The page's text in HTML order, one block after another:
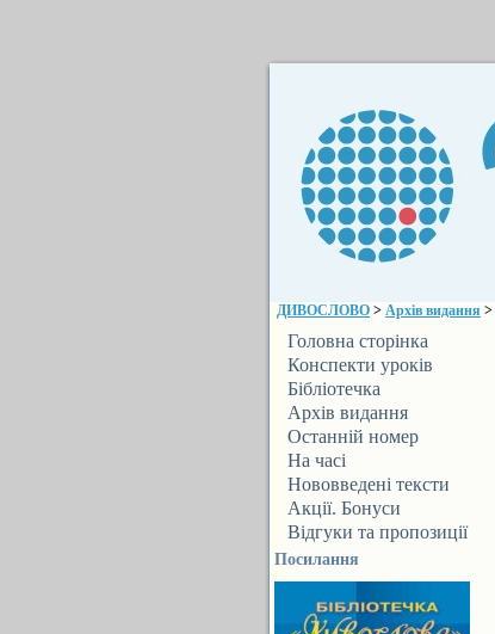
ДИВОСЛОВО > Архів видання >
Головна сторінка
Конспекти уроків
Бібліотечка
ДИВОСЛОВА
Архів видання
Останній номер
На часі
Нововведені тексти
Акції. Бонуси
Відгуки та пропозиції
Посилання